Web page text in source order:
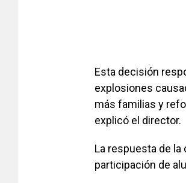
Esta decisión
explosiones
más familias y
explicó el director.
La respuesta de
participación de